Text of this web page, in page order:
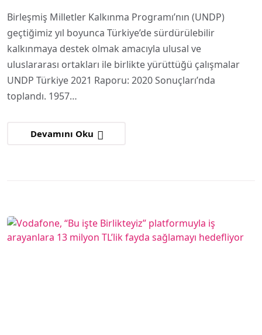
Birleşmiş Milletler Kalkınma Programı’nın (UNDP)
geçtiğimiz yıl boyunca Türkiye’de sürdürülebilir
kalkınmaya destek olmak amacıyla ulusal ve
uluslararası ortakları ile birlikte yürüttüğü çalışmalar
UNDP Türkiye 2021 Raporu: 2020 Sonuçları’nda
toplandı. 1957…
Devamını Oku